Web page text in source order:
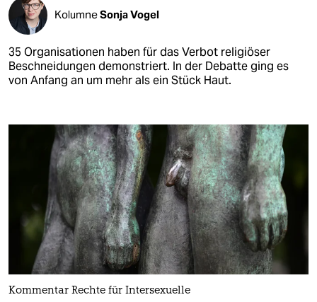
KolumneSonja Vogel
35 Organisationen haben für das Verbot religiöser
Beschneidungen demonstriert. In der Debatte ging es
von Anfang an um mehr als ein Stück Haut.
Kommentar Rechte für Intersexuelle